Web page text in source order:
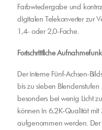
Farbwiedergabe und
digitalen Telekonverter zur
1,4- oder 2,0-Fache.
Fortschrittliche
Der interne Fünf-Achsen-
bis zu sieben
besonders bei wenig Licht
können in 6,2K-Qualität
aufgenommen werden. Der